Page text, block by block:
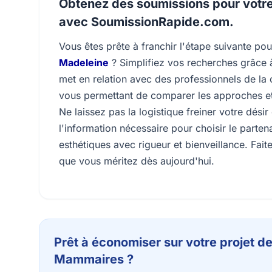
Obtenez des soumissions pour
avec SoumissionRapide.com.
Vous êtes prête à franchir l'étape suivante
Madeleine ? Simplifiez vos recherches
met en relation avec des professionnels de
vous permettant de comparer les approches
Ne laissez pas la logistique freiner votre
l'information nécessaire pour choisir le
esthétiques avec rigueur et bienveillance.
que vous méritez dès aujourd'hui.
Prêt à économiser sur votre projet
Mammaires ?